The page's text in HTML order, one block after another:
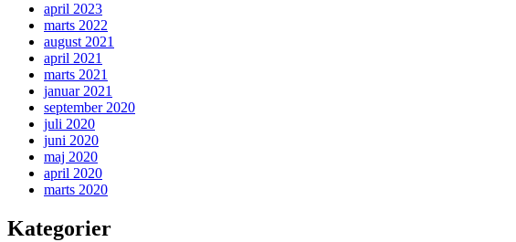
april 2023
marts 2022
august 2021
april 2021
marts 2021
januar 2021
september 2020
juli 2020
juni 2020
maj 2020
april 2020
marts 2020
Kategorier